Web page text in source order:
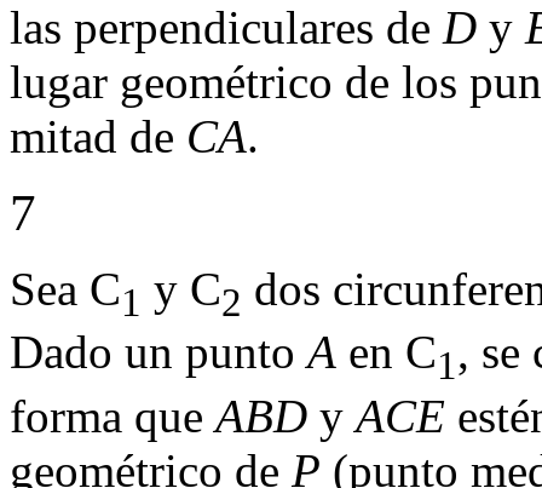
las perpendiculares de D y
lugar geométrico de los
mitad de CA.
7
Sea C1 y C2 dos
Dado un puntoA en C1, se
forma queABD yACE
geométrico de P (punto